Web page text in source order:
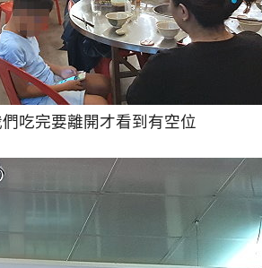
吃完要離開才看到有空位